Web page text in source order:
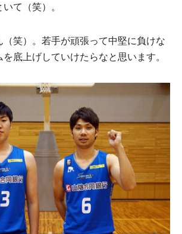
て（笑）。
（笑）。若手が頑張って中堅に負けな
底上げしていけたらなと思います。